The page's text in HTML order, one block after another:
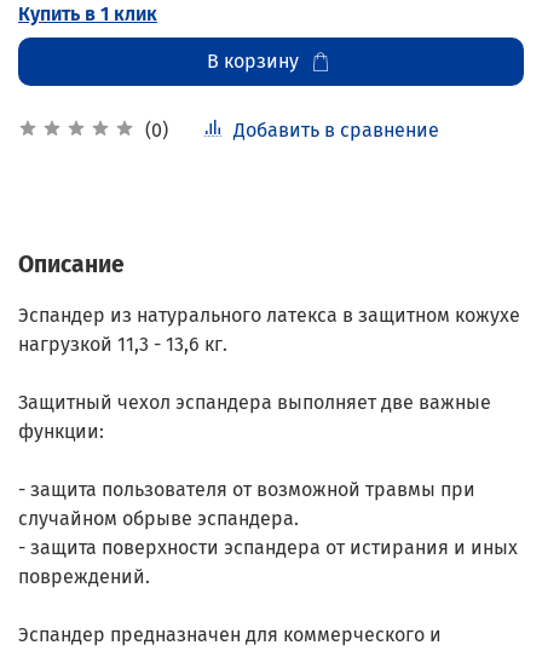
(0) Добавить в сравнение
Купить в 1 клик
В корзину
Описание
Эспандер из натурального латекса в защитном кожухе
нагрузкой 11,3 - 13,6 кг.
Защитный чехол эспандера выполняет две важные
функции:
- защита пользователя от возможной травмы при
случайном обрыве эспандера.
- защита поверхности эспандера от истирания и иных
повреждений.
Эспандер предназначен для коммерческого и